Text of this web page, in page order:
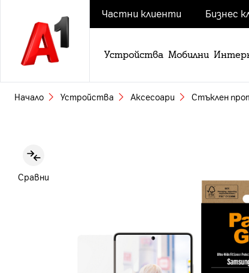
Частни клиенти Бизнес
Устройства Мобилни
Начало Устройства Аксесоари Стъклен
Сравни